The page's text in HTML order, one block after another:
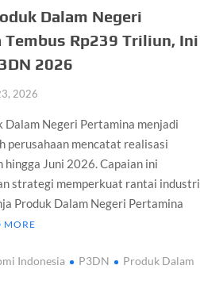
Dalam Negeri
Tembus Rp239 Triliun, Ini
2026
2026
Dalam Negeri Pertamina menjadi
perusahaan mencatat realisasi
Juni 2026. Capaian ini
strategi memperkuat rantai industri
Produk Dalam Negeri Pertamina
MORE
Indonesia P3DN
Produk Dalam